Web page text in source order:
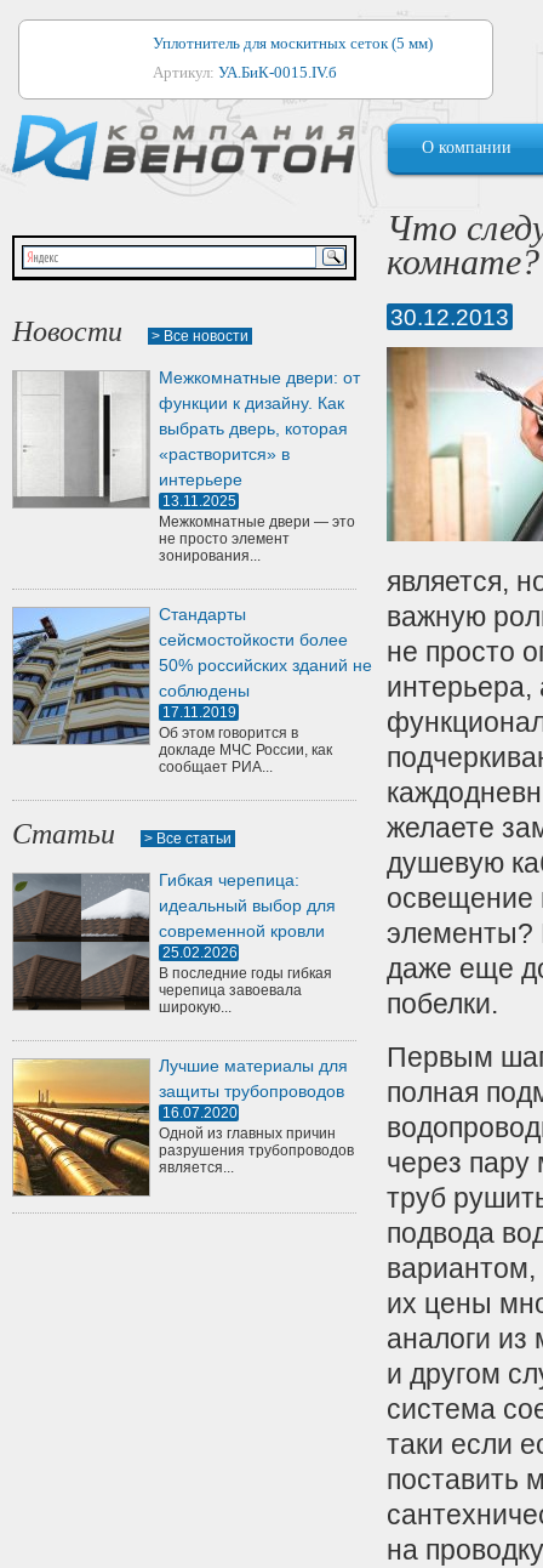
Уплотнитель для москитных сеток (5 мм)
Артикул: УА.БиК-0015.IV.б
Уплотнитель для алюминиевых окон
Артикул:1044
Уплотнитель для деревянных окон
Артикул:УМ.БиК-0062.IV.б
Уплотнитель лоджиевый для (4, 5, 6 мм)
Артикул:
О компании
Новости > Все новости
Межкомнатные двери: от
функции к дизайну. Как
выбрать дверь, которая
«растворится» в
интерьере
13.11.2025
Межкомнатные двери — это
не просто элемент
зонирования...
Стандарты
сейсмостойкости более
50% российских зданий не
соблюдены
17.11.2019
Об этом говорится в
докладе МЧС России, как
сообщает РИА...
Статьи > Все статьи
Гибкая черепица:
идеальный выбор для
современной кровли
25.02.2026
В последние годы гибкая
черепица завоевала
широкую...
Лучшие материалы для
защиты трубопроводов
16.07.2020
Одной из главных причин
разрушения трубопроводов
является...
Что
комнате?
30.12.2013
является,
важную
не просто
интерьера,
желаете
душевую
освещение
элементы?
даже еще
побелки.
Первым
полная
через пару
труб
подвода
их цены
аналоги из
и другом
система
таки если
поставить
на